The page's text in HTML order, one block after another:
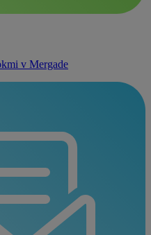
v Mergade